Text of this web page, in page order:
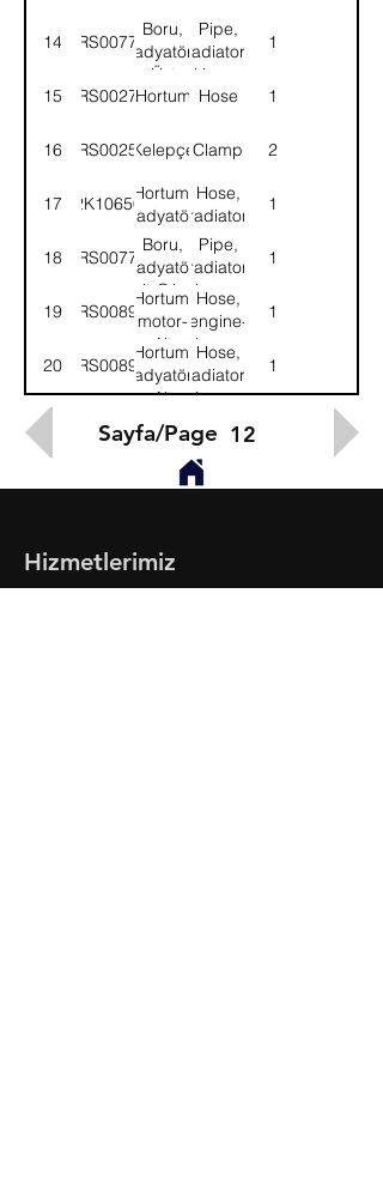
1452RS007709
Boru,
radyatör-
Üst
Pipe,
radiator-
Upper
1
1552RS002729Hortum Hose 1
1652RS002511KelepçeClamp 2
17 2K10650
Hortum,
radyatör
Hose,
radiator
1
1852RS007714
Boru,
radyatör
alt-Çıkış
Pipe,
radiator
lower-
Outlet
1
1952RS008936
Hortum,
motor-
Alt
Hose,
engine-
Lower
1
2052RS008935
Hortum,
radyatör-
Alt
Hose,
radiator-
Lower
1
Sayfa/Page 12
Hizmetlerimiz